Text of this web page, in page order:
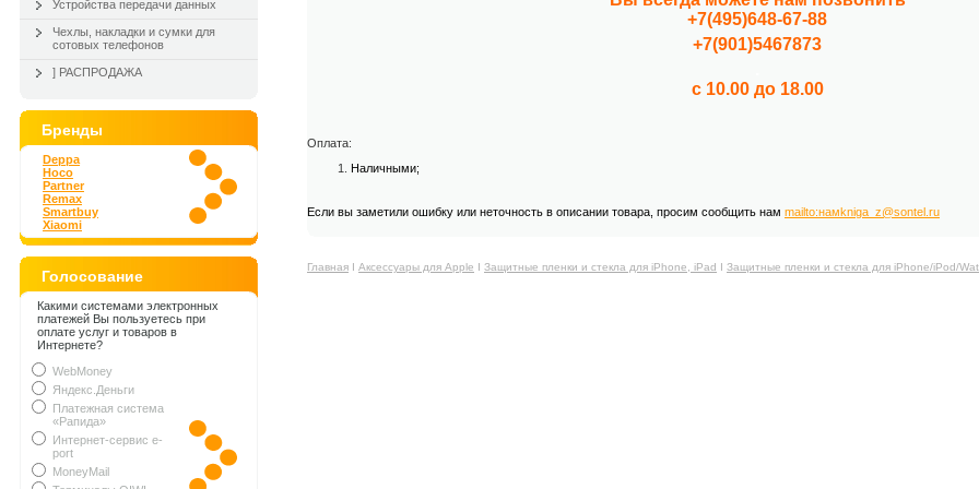
Устройства передачи данных
Чехлы, накладки и сумки для
сотовых телефонов
] РАСПРОДАЖА
Бренды
Deppa
Hoco
Partner
Remax
Smartbuy
Xiaomi
Голосование
Какими системами электронных
платежей Вы пользуетесь при
оплате услуг и товаров в
Интернете?
WebMoney
Яндекс.Деньги
Платежная система
«Рапида»
Интернет-сервис e-
port
MoneyMail
+7(495)648-67-88
+7(901)5467873
с 10.00 до 18.00
Оплата:
Наличными;
Если вы заметили ошибку или неточность в описании товара, просим сообщить нам mailto:намkniga_z@sontel.ru
Главная Ι Аксессуары для Apple Ι Защитные пленки и стекла для iPhone, iPad Ι Защитные пленки и стекла для iPhone/iPod/